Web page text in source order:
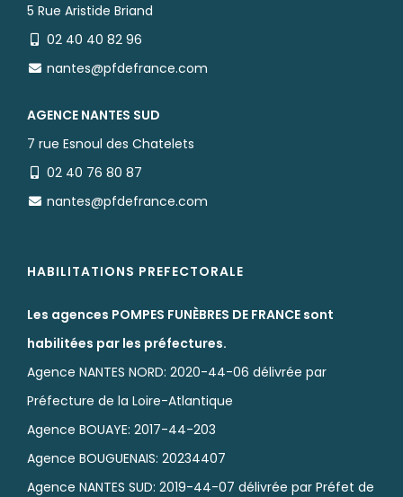
5 Rue Aristide Briand
02 40 40 82 96
nantes@pfdefrance.com
AGENCE NANTES SUD
7 rue Esnoul des Chatelets
02 40 76 80 87
nantes@pfdefrance.com
HABILITATIONS PREFECTORALE
Les agences POMPES FUNÈBRES DE FRANCE sont
habilitées par les préfectures.
Agence NANTES NORD: 2020-44-06 délivrée par
Préfecture de la Loire-Atlantique
Agence BOUAYE: 2017-44-203
Agence BOUGUENAIS: 20234407
Agence NANTES SUD: 2019-44-07 délivrée par Préfet de